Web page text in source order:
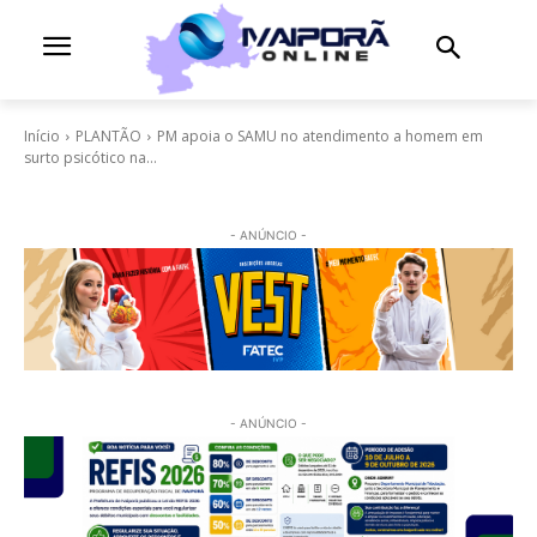
Início PLANTÃO
PM apoia o SAMU no atendimento a homem em
surto psicótico na...
- ANÚNCIO -
- ANÚNCIO -